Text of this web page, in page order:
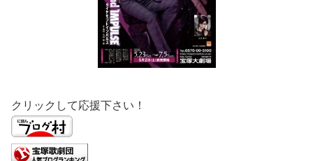
クリックして応援下さい！